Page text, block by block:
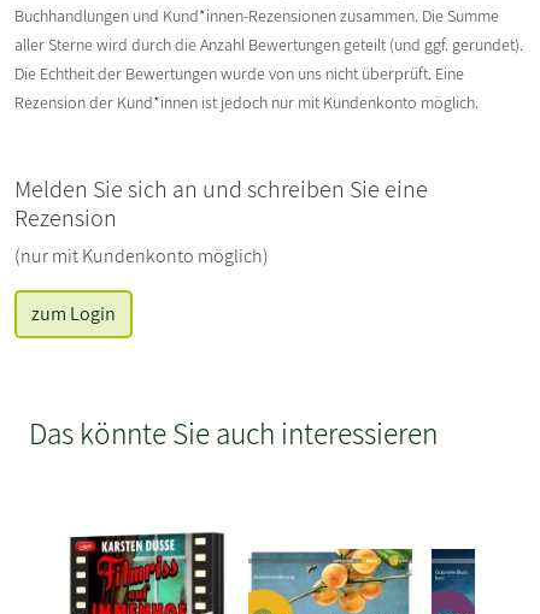
Buchhandlungen und Kund*innen-Rezensionen zusammen. Die Summe
aller Sterne wird durch die Anzahl Bewertungen geteilt (und ggf. gerundet).
Die Echtheit der Bewertungen wurde von uns nicht überprüft. Eine
Rezension der Kund*innen ist jedoch nur mit Kundenkonto möglich.
Melden Sie sich an und schreiben Sie eine
Rezension
(nur mit Kundenkonto möglich)
zum Login
Das könnte Sie auch interessieren